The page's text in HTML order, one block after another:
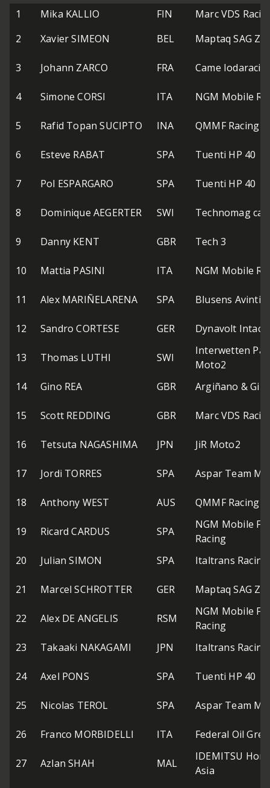
1 Mika KALLIO FIN
Marc VDS
2
Xavier SIMEON BEL Maptaq SAG
3 Johann ZARCO FRA Came
4 Simone CORSI ITA NGM Mobile
5 Rafid Topan SUCIPTO INA QMMF Racing
6 Esteve RABAT SPA Tuenti HP 40
7 Pol ESPARGARO SPA Tuenti HP 40
8 Dominique AEGERTER SWI Technomag
9 Danny KENT GBR Tech 3
10 Mattia PASINI ITA NGM Mobile
11 Alex MARIÑELARENA SPA Blusens Avintia
12 Sandro CORTESE GER Dynavolt Intact
13 Thomas LUTHI SWI
Interwetten
Moto2
14
Gino REA GBR Argiñano &
15 Scott REDDING GBR Marc VDS
16 Tetsuta NAGASHIMA JPN JiR Moto2
17 Jordi TORRES SPA Aspar Team
18 Anthony WEST AUS QMMF Racing
19 Ricard CARDUS SPA
NGM Mobile
Racing
20
Julian SIMON SPA Italtrans
21 Marcel SCHROTTER GER Maptaq SAG
22 Alex DE ANGELIS RSM
NGM Mobile
Racing
23
Takaaki NAKAGAMI JPN Italtrans
24 Axel PONS SPA Tuenti HP 40
25 Nicolas TEROL SPA Aspar Team
26 Franco MORBIDELLI ITA Federal Oil
27 Azlan SHAH MAL
IDEMITSU
Asia